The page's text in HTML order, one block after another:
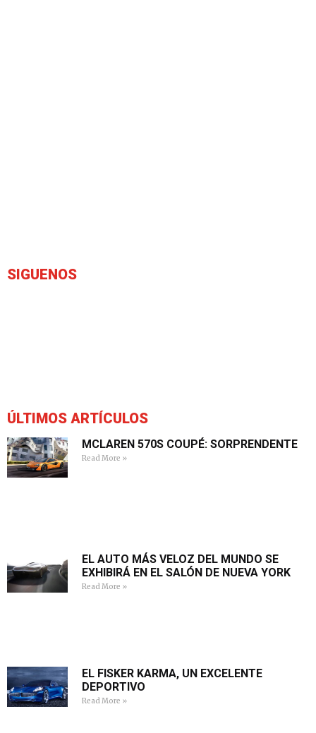
SIGUENOS
ÚLTIMOS ARTÍCULOS
MCLAREN 570S COUPÉ: SORPRENDENTE
Read More »
EL AUTO MÁS VELOZ DEL MUNDO SE
EXHIBIRÁ EN EL SALÓN DE NUEVA YORK
Read More »
EL FISKER KARMA, UN EXCELENTE
DEPORTIVO
Read More »